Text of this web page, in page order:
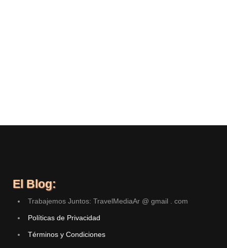
El Blog:
Trabajemos Juntos: TravelMediaAr @ gmail . com
Políticas de Privacidad
Términos y Condiciones